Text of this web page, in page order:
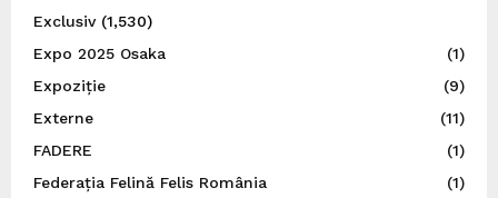
Exclusiv(1,530)
Expo 2025 Osaka
(1)
Expoziție
(9)
Externe
(11)
FADERE
(1)
Federația Felină Felis România
(1)